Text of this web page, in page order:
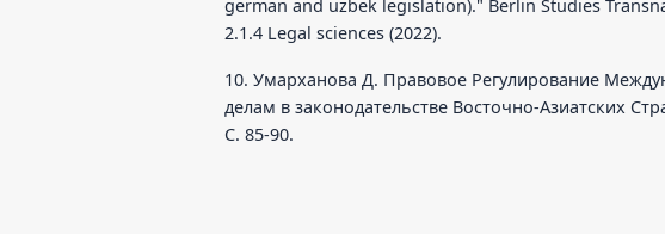
german and uzbek legislation)." Berlin Studies
2.1.4 Legal sciences (2022).
10. Умарханова Д. Правовое Регулирование
делам в законодательстве Восточно-Азиатских
С. 85-90.